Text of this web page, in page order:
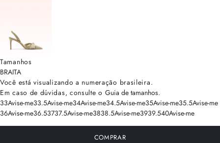
Tamanhos
BRAITA
Você está visualizando a numeração brasileira.
Em caso de dúvidas, consulte o Guia de tamanhos.
33Avise-me33.5Avise-me34Avise-me34.5Avise-me35Avise-me35.5Avise-me
36Avise-me36.53737.5Avise-me3838.5Avise-me3939.540Avise-me
COMPRAR